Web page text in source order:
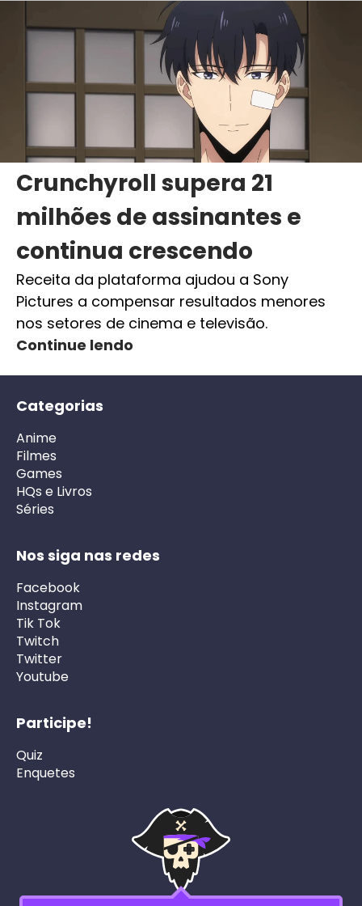
Crunchyroll supera 21
milhões de assinantes e
continua crescendo
Receita da plataforma ajudou a Sony
Pictures a compensar resultados menores
nos setores de cinema e televisão.
Continue lendo
Categorias
Anime
Filmes
Games
HQs e Livros
Séries
Nos siga nas redes
Facebook
Instagram
Tik Tok
Twitch
Twitter
Youtube
Participe!
Quiz
Enquetes